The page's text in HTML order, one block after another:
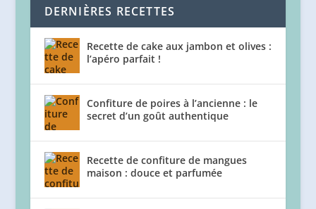
DERNIÈRES RECETTES
Recette de cake aux jambon et olives :
l’apéro parfait !
Confiture de poires à l’ancienne : le
secret d’un goût authentique
Recette de confiture de mangues
maison : douce et parfumée